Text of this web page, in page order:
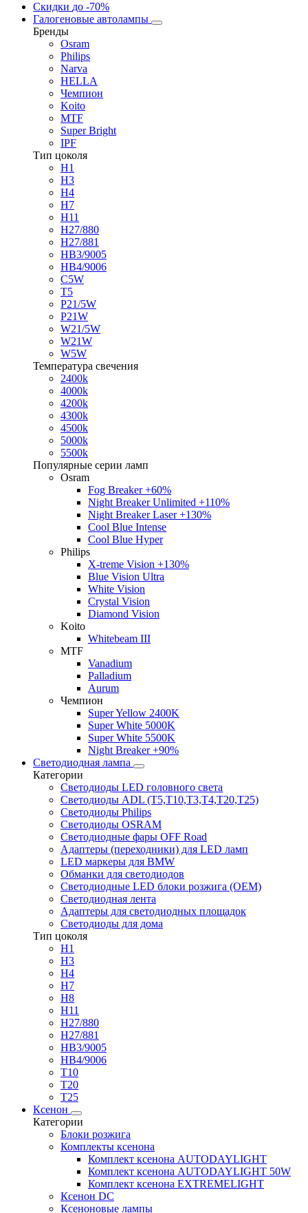
Скидки до -70%
Галогеновые автолампы
Бренды
Osram
Philips
Narva
HELLA
Чемпион
Koito
MTF
Super Bright
IPF
Тип цоколя
H1
H3
H4
H7
H11
H27/880
H27/881
HB3/9005
HB4/9006
C5W
T5
P21/5W
P21W
W21/5W
W21W
W5W
Температура свечения
2400k
4000k
4200k
4300k
4500k
5000k
5500k
Популярные серии ламп
Osram
Fog Breaker +60%
Night Breaker Unlimited +110%
Night Breaker Laser +130%
Cool Blue Intense
Cool Blue Hyper
Philips
X-treme Vision +130%
Blue Vision Ultra
White Vision
Crystal Vision
Diamond Vision
Koito
Whitebeam III
MTF
Vanadium
Palladium
Aurum
Чемпион
Super Yellow 2400K
Super White 5000K
Super White 5500K
Night Breaker +90%
Светодиодная лампа
Категории
Светодиоды LED головного света
Светодиоды ADL (T5,T10,T3,T4,T20,T25)
Светодиоды Philips
Светодиоды OSRAM
Светодиодные фары OFF Road
Адаптеры (переходники) для LED ламп
LED маркеры для BMW
Обманки для светодиодов
Светодиодные LED блоки розжига (OEM)
Светодиодная лента
Адаптеры для светодиодных площадок
Светодиоды для дома
Тип цоколя
H1
H3
H4
H7
H8
H11
H27/880
H27/881
HB3/9005
HB4/9006
T10
T20
T25
Ксенон
Категории
Блоки розжига
Комплекты ксенона
Комплект ксенона AUTODAYLIGHT
Комплект ксенона AUTODAYLIGHT 50W
Комплект ксенона EXTREMELIGHT
Ксенон DC
Ксеноновые лампы